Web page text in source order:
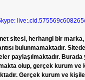
sitesi, herhangi bir
bulunmamaktadır.
paylaşılmaktadır.
olup, gerçek kurum ve
Gerçek kurum ve